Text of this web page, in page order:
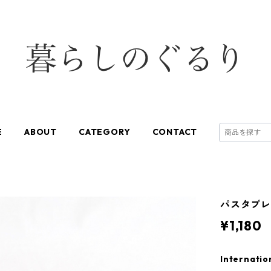
ABOUT CATEGORY CONTACT
パスタプ
¥1,180